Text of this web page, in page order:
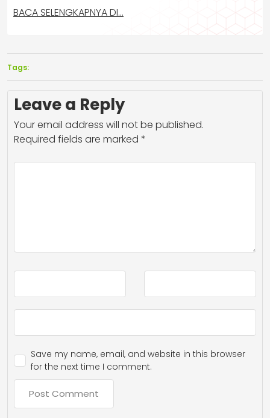
BACA SELENGKAPNYA DI…
Tags:
Leave a Reply
Your email address will not be published.
Required fields are marked *
Save my name, email, and website in this browser
for the next time I comment.